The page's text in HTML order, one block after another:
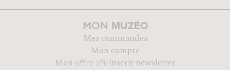
MON MUZÉO
Mes commandes
Mon compte
Mon offre 5% inscrit newsletter